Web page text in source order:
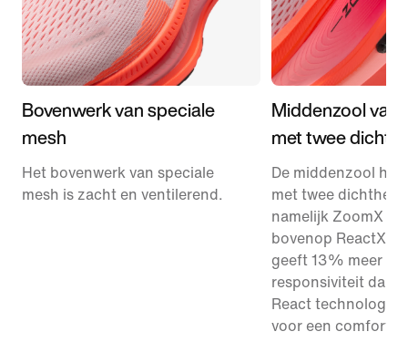
Bovenwerk van speciale
mesh
Het bovenwerk van speciale
mesh is zacht en ventilerend.
Middenzool van
met twee
De middenzool
met twee
namelijk ZoomX
bovenop ReactX
geeft 13% meer
responsiviteit dan
React technologie
voor een